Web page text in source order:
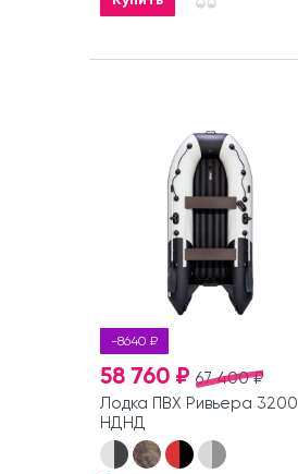
-8640 ₽
67 400 ₽
58 760 ₽
Лодка ПВХ Ривьера 3200
НДНД